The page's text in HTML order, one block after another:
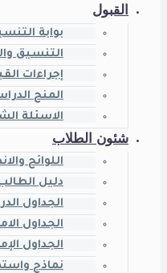
القبول
بوابة التنسيق
التنسيق
إجراءات
المنح الدراسية
الاسئلة
شئون الطلاب
اللوائح
دليل الطالب
الجداول
الجداول
الجداول
نماذج